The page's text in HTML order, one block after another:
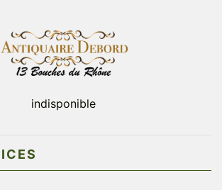
indisponible